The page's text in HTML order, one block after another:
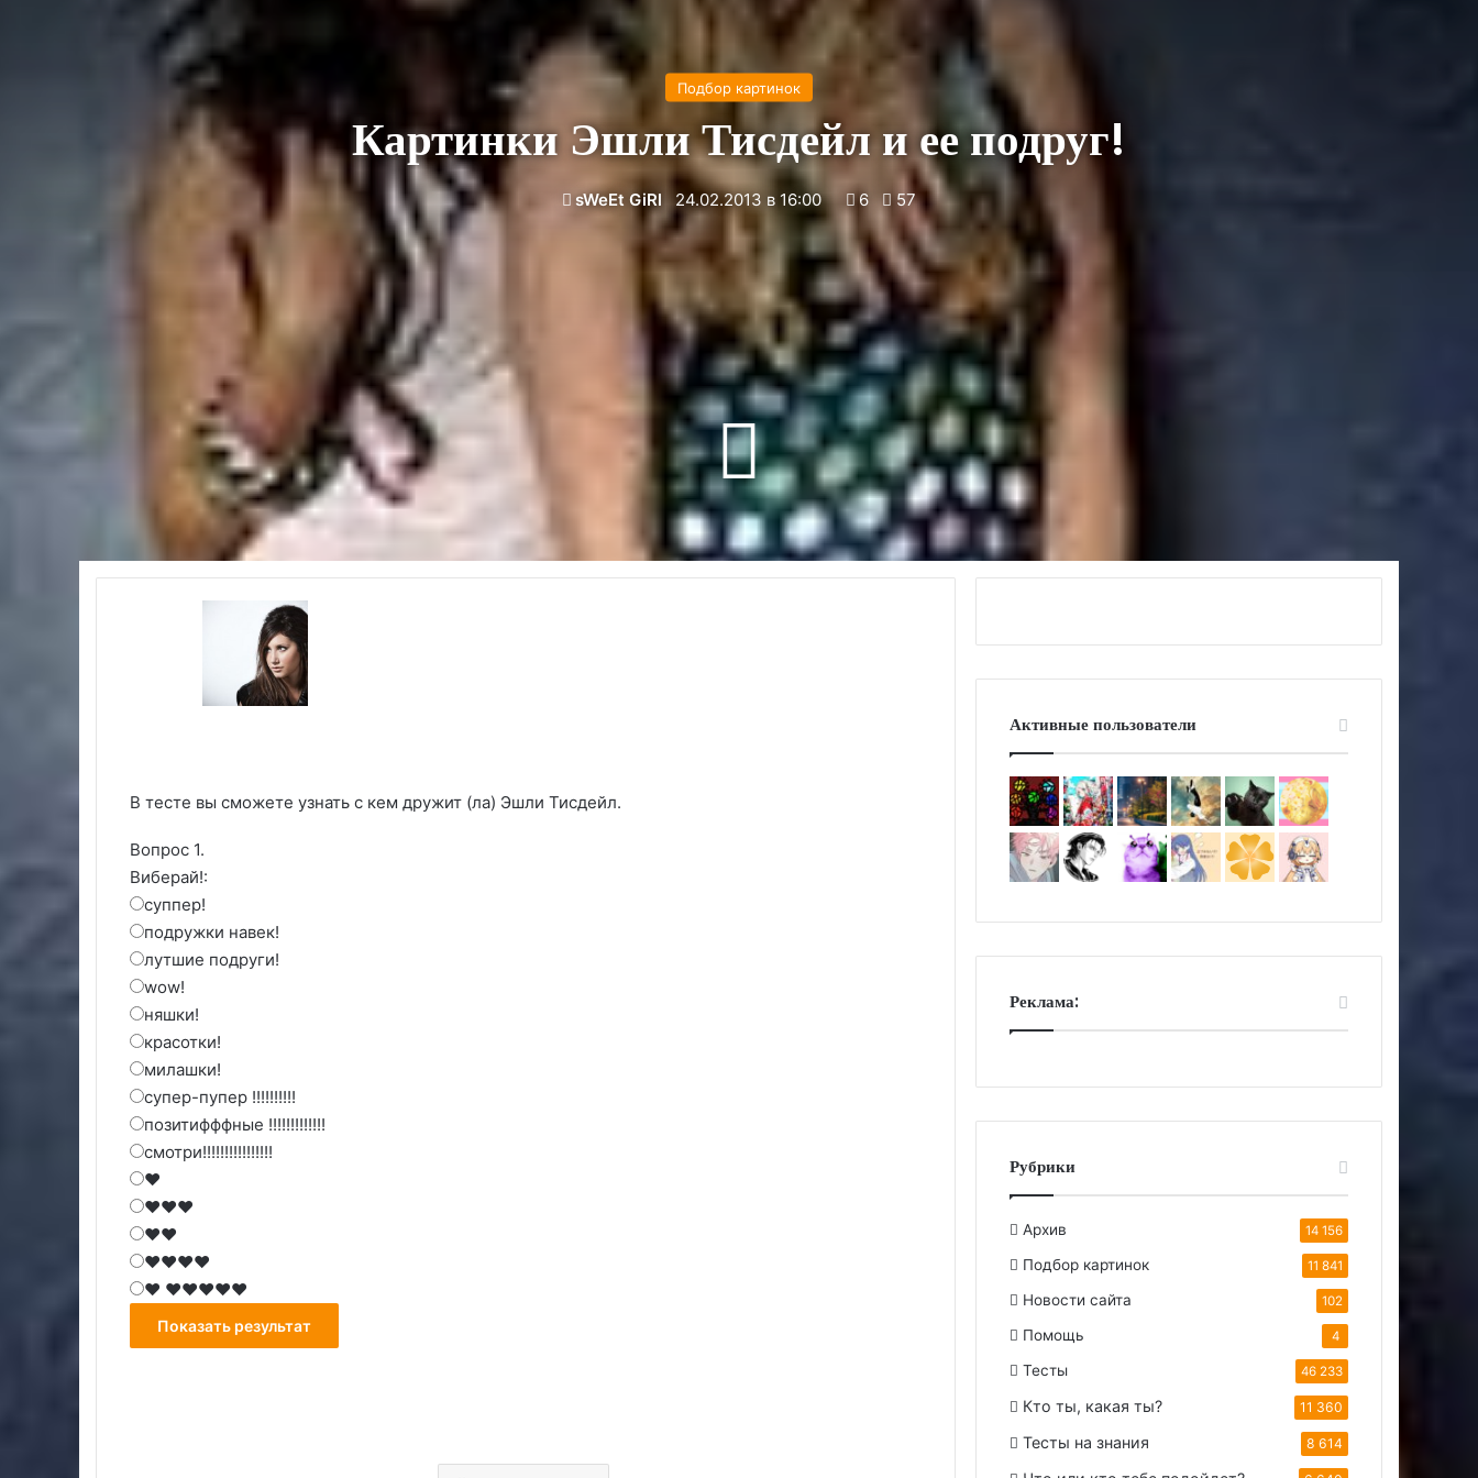
Подбор картинок
Картинки Эшли Тисдейл и ее подруг!
sWeEt GiRl 24.02.2013 в 16:00 6 57
В тесте вы сможете узнать с кем дружит (ла) Эшли Тисдейл.
Вопрос 1.
Виберай!:
суппер!
подружки навек!
лутшие подруги!
wow!
няшки!
красотки!
милашки!
супер-пупер !!!!!!!!!!
позитифффные !!!!!!!!!!!!!
смотри!!!!!!!!!!!!!!!!
♥
♥♥♥
♥♥
♥♥♥♥
♥ ♥♥♥♥♥
Активные пользователи
Реклама:
Рубрики
Архив 14 156
Подбор картинок 11 841
Новости сайта 102
Помощь 4
Тесты 46 233
Кто ты, какая ты? 11 360
Тесты на знания 8 614